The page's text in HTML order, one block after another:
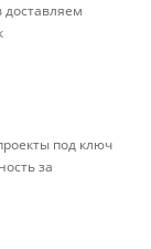
доставляем
под ключ
за